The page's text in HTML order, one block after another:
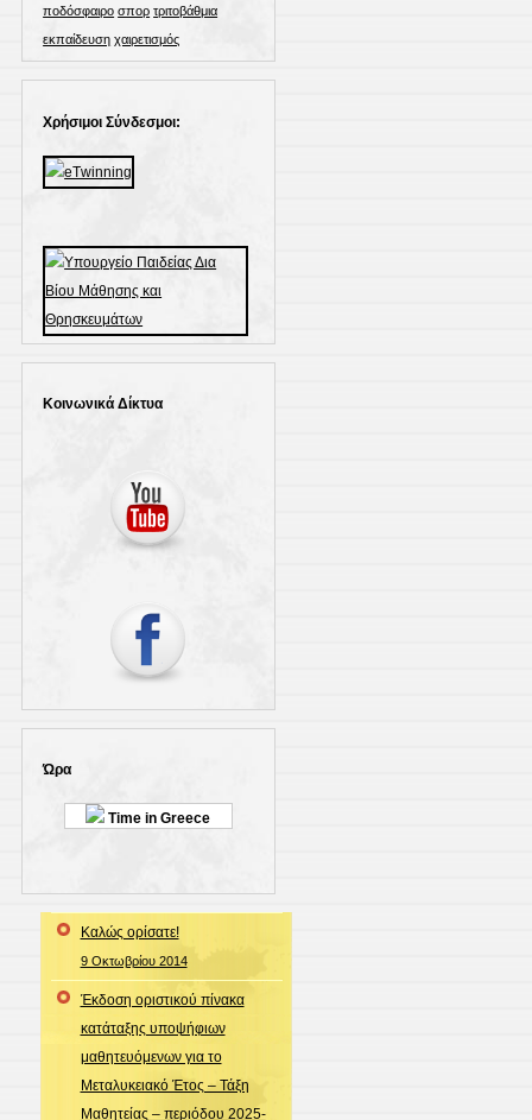
ποδόσφαιρο σπορ τριτοβάθμια
εκπαίδευση χαιρετισμός
Χρήσιμοι Σύνδεσμοι:
Κοινωνικά Δίκτυα
Ώρα
Time in Greece
Καλώς ορίσατε!
9 Οκτωβρίου 2014
Έκδοση οριστικού πίνακα
κατάταξης υποψήφιων
μαθητευόμενων για το
Μεταλυκειακό Έτος – Τάξη
Μαθητείας – περιόδου 2025-